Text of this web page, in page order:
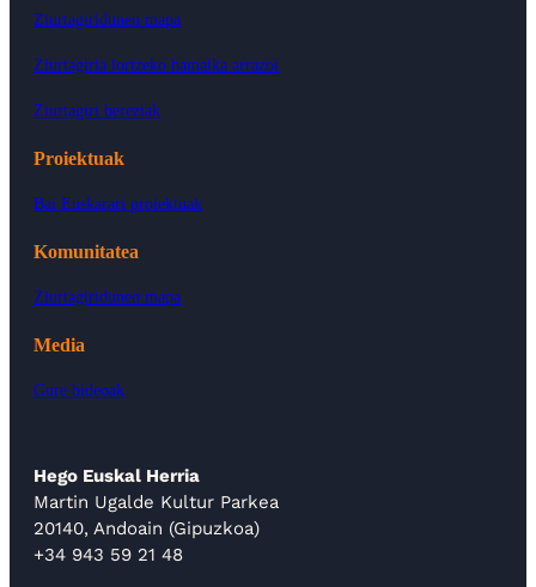
Ziurtagiridunen mapa
Ziurtagiria lortzeko hamaika arrazoi
Ziurtagiri bereziak
Proiektuak
Bai Euskarari proiektuak
Komunitatea
Ziurtagiridunen mapa
Media
Gure bideoak
Hego Euskal Herria
Martin Ugalde Kultur Parkea
20140, Andoain (Gipuzkoa)
+34 943 59 21 48